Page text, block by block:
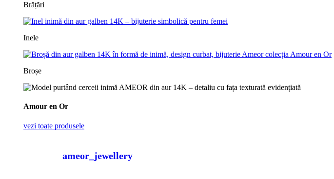
Brățări
Inele
Broșe
Amour en Or
vezi toate produsele
ameor_jewellery